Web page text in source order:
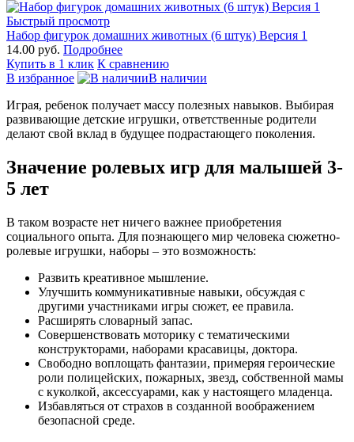
Быстрый просмотр
Набор фигурок домашних животных (6 штук) Версия 1
14.00 руб. Подробнее
Купить в 1 клик К сравнению
В избранное
В наличии
Играя, ребенок получает массу полезных навыков. Выбирая
развивающие детские игрушки, ответственные родители
делают свой вклад в будущее подрастающего поколения.
Значение ролевых игр для малышей 3-
5 лет
В таком возрасте нет ничего важнее приобретения
социального опыта. Для познающего мир человека сюжетно-
ролевые игрушки, наборы – это возможность:
Развить креативное мышление.
Улучшить коммуникативные навыки, обсуждая с
другими участниками игры сюжет, ее правила.
Расширять словарный запас.
Совершенствовать моторику с тематическими
конструкторами, наборами красавицы, доктора.
Свободно воплощать фантазии, примеряя героические
роли полицейских, пожарных, звезд, собственной мамы
с куколкой, аксессуарами, как у настоящего младенца.
Избавляться от страхов в созданной воображением
безопасной среде.